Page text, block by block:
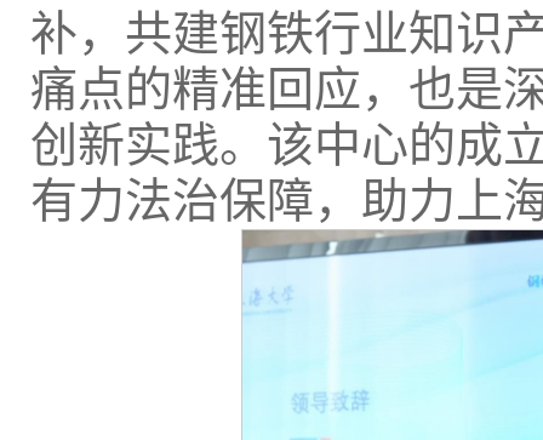
补，共建钢铁行业知识
痛点的精准回应，也是
创新实践。该中心的成
有力法治保障，助力上